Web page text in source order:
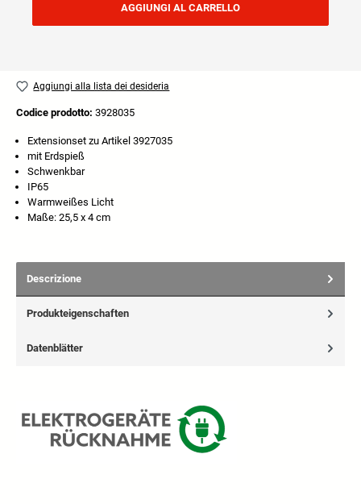
AGGIUNGI AL CARRELLO
Aggiungi alla lista dei desideria
Codice prodotto: 3928035
Extensionset zu Artikel 3927035
mit Erdspieß
Schwenkbar
IP65
Warmweißes Licht
Maße: 25,5 x 4 cm
Descrizione
Produkteigenschaften
Datenblätter